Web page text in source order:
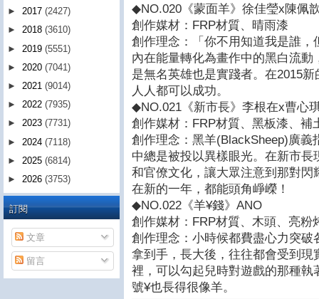
◆NO.020《蒙面羊》徐佳瑩x陳佩
創作媒材：FRP材質、晴雨漆
創作理念：「你不用知道我是誰
內在能量轉化為畫作中的黑白流
是無名英雄也是實踐者。在2015
人人都可以成功。
◆NO.021《新市長》李根在x曹心
創作媒材：FRP材質、黑板漆、補
創作理念：黑羊(BlackSheep)廣
中總是被投以異樣眼光。在新市
和官僚文化，讓大眾注意到那對
在新的一年，都能頭角崢嶸！
◆NO.022《羊¥錢》ANO
創作媒材：FRP材質、木頭、亮粉
創作理念：小時候都費盡心力突
拿到手，長大後，往往都會受到
裡，可以勾起兒時對遊戲的那種
號¥也長得很像羊。
► 2017 (2427)
► 2018 (3610)
► 2019 (5551)
► 2020 (7041)
► 2021 (9014)
► 2022 (7935)
► 2023 (7731)
► 2024 (7118)
► 2025 (6814)
► 2026 (3753)
訂閱
文章
留言